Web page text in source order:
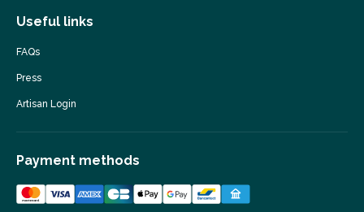
Useful links
FAQs
Press
Artisan Login
Payment methods